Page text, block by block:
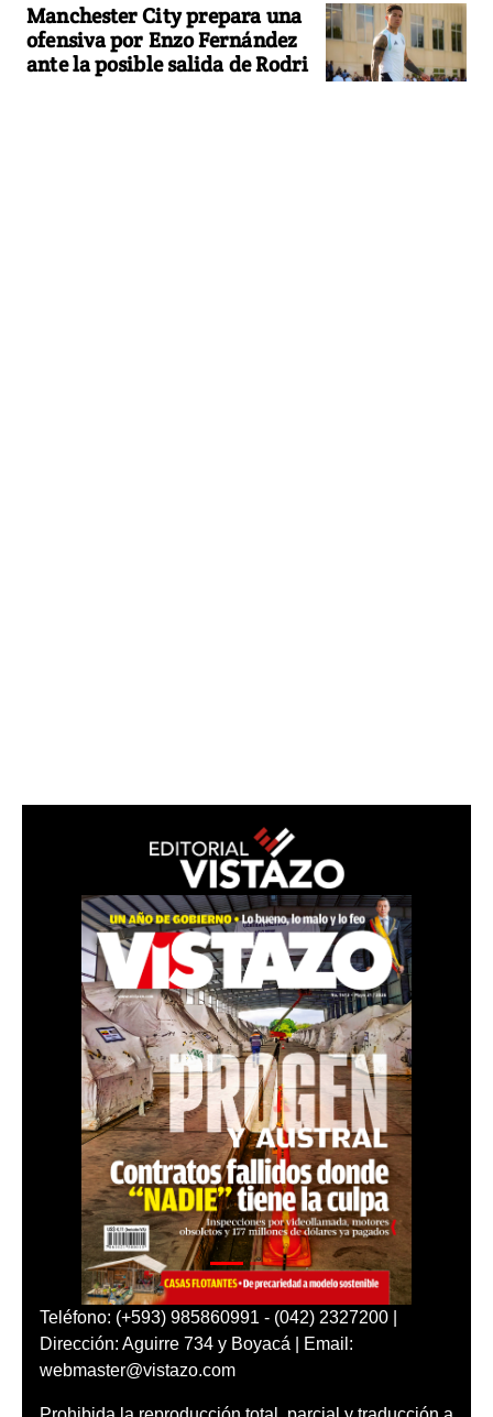
Manchester City prepara una
ofensiva por Enzo Fernández
ante la posible salida de Rodri
Teléfono: (+593) 985860991 - (042) 2327200 |
Dirección: Aguirre 734 y Boyacá | Email:
webmaster@vistazo.com